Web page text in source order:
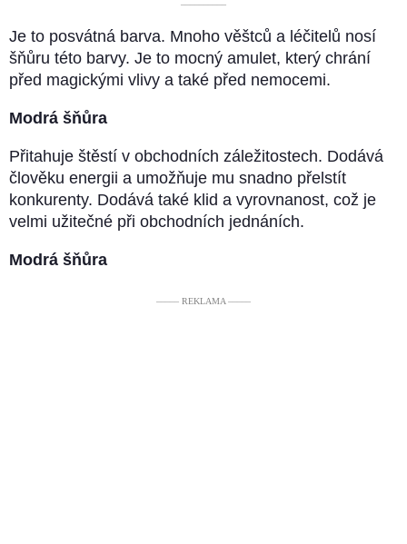
––––––––––
Je to posvátná barva. Mnoho věštců a léčitelů nosí
šňůru této barvy. Je to mocný amulet, který chrání
před magickými vlivy a také před nemocemi.
Modrá šňůra
Přitahuje štěstí v obchodních záležitostech. Dodává
člověku energii a umožňuje mu snadno přelstít
konkurenty. Dodává také klid a vyrovnanost, což je
velmi užitečné při obchodních jednáních.
Modrá šňůra
––––– REKLAMA –––––